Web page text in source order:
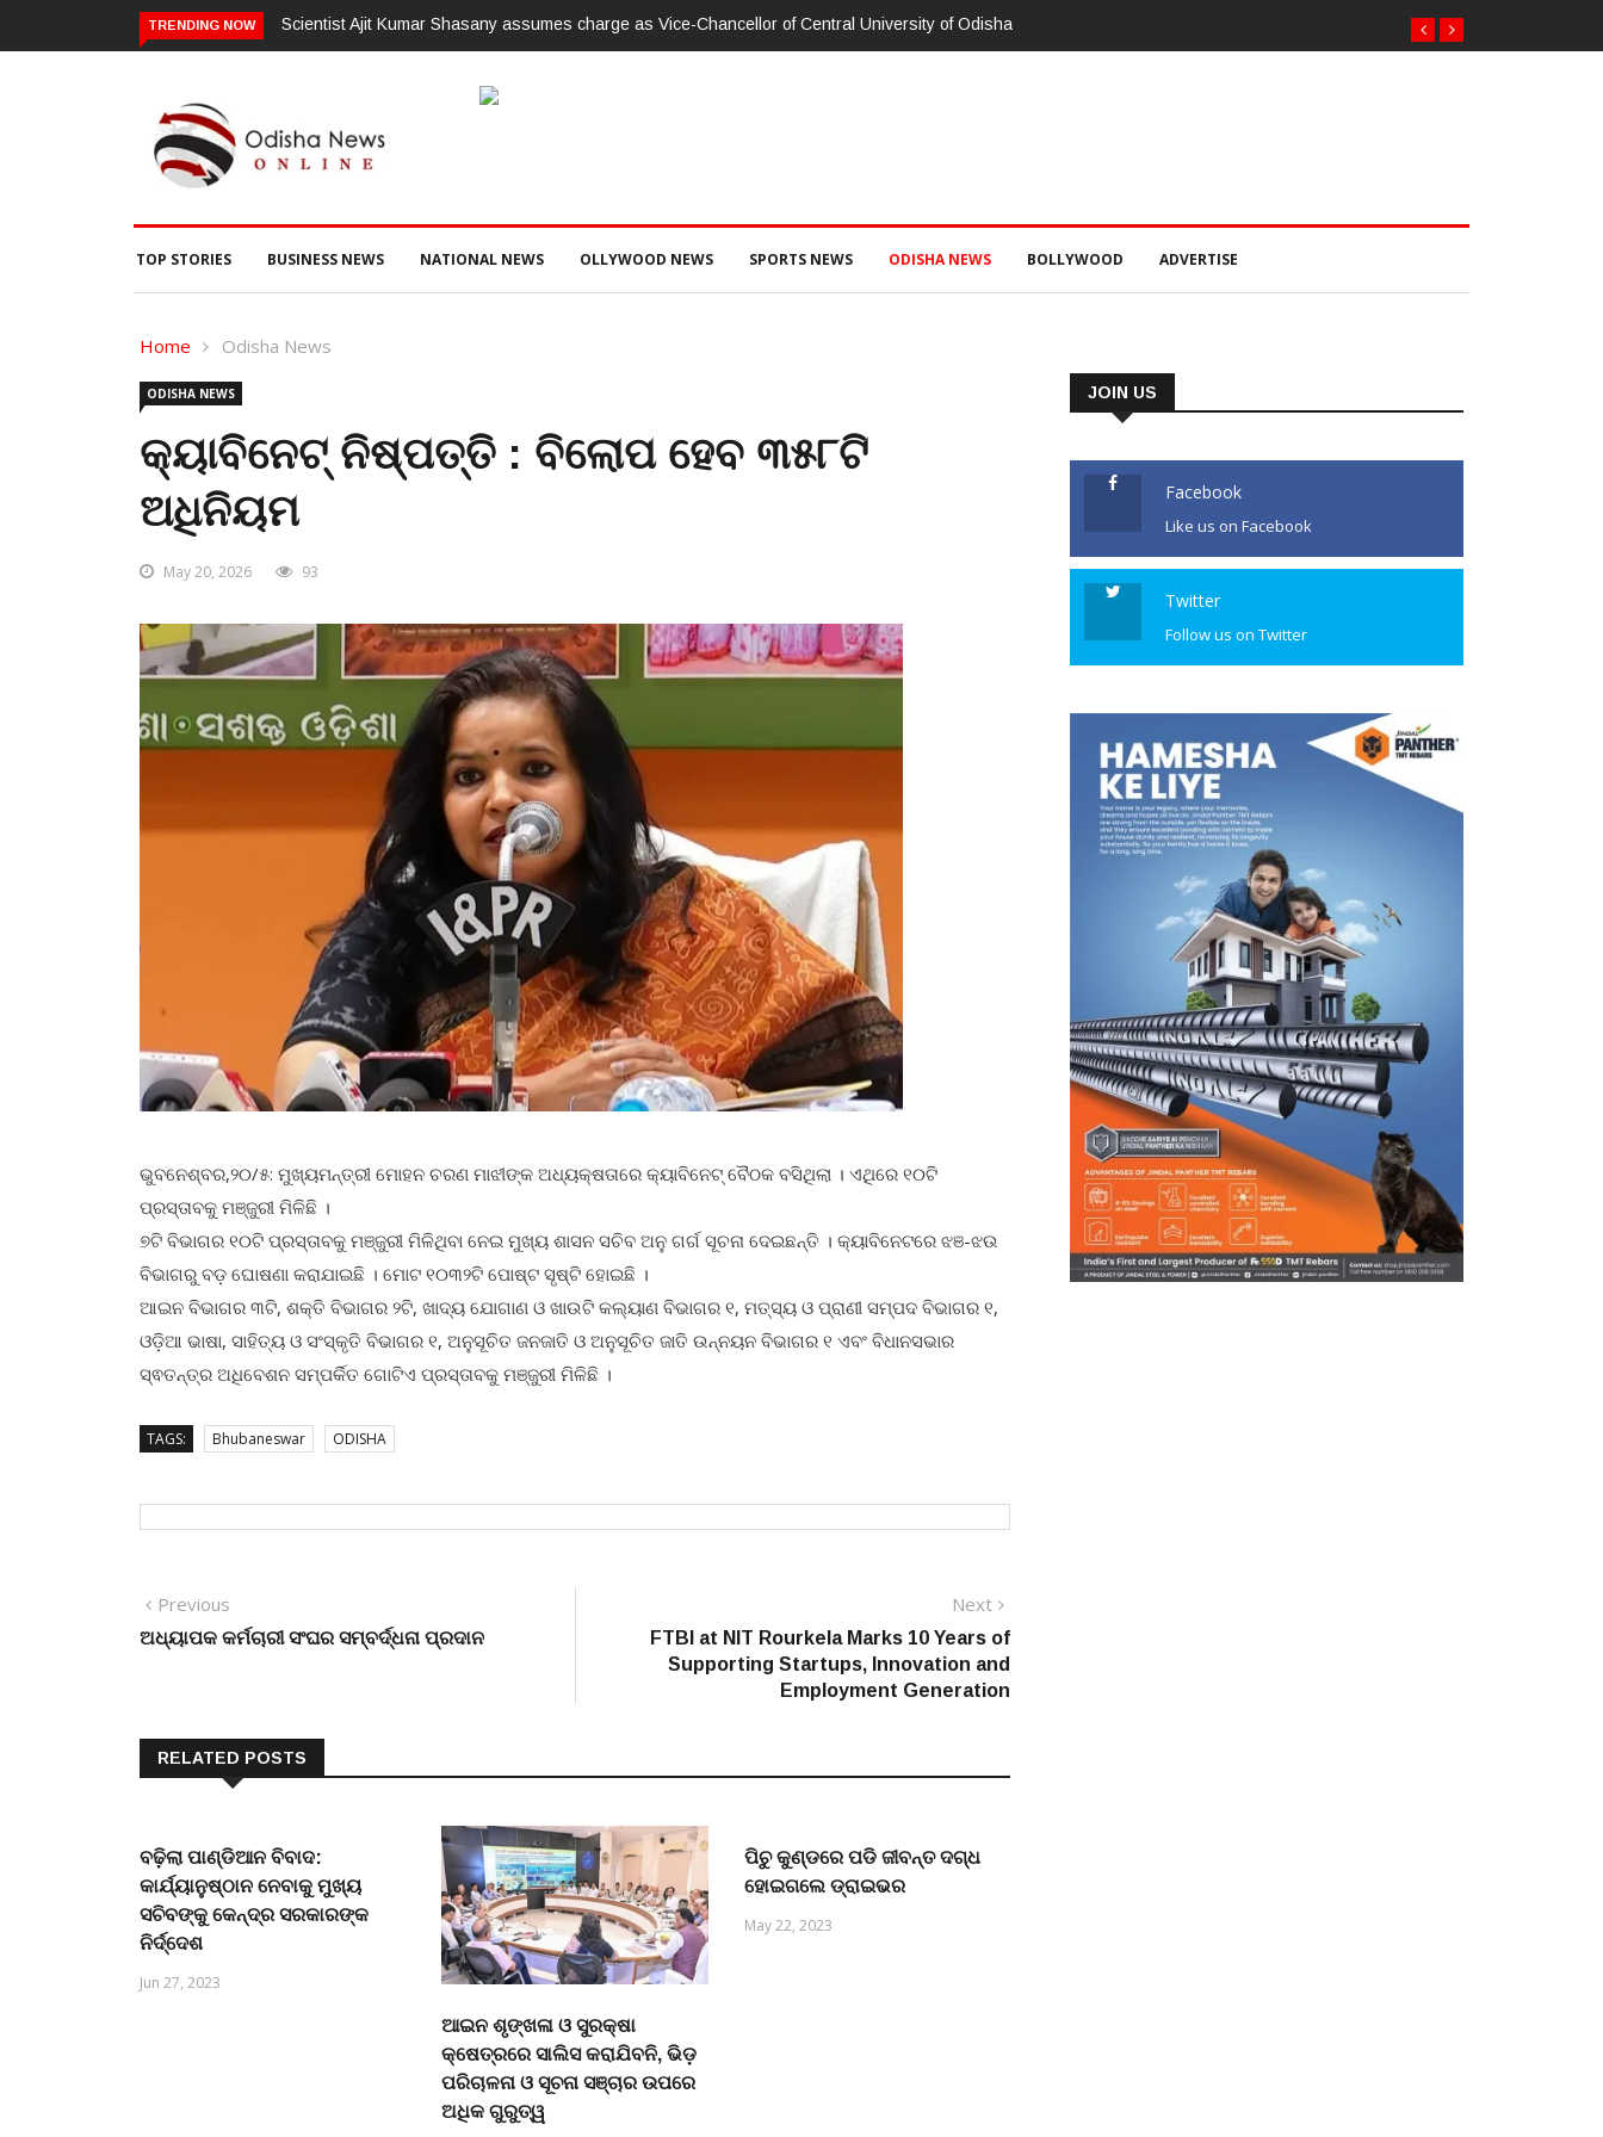
TRENDING NOW Scientist Ajit Kumar Shasany assumes charge as Vice-Chancellor of Central University of Odisha
TOP STORIES BUSINESS NEWS NATIONAL NEWS OLLYWOOD NEWS SPORTS NEWS ODISHA NEWS BOLLYWOOD ADVERTISE
Home Odisha News
ODISHA NEWS
କ୍ୟାବିନେଟ୍ ନିଷ୍ପତ୍ତି : ବିଲୋପ ହେବ ୩୫୮ଟି
ଅଧିନିୟମ
May 20, 2026 93
ଭୁବନେଶ୍ବର,୨୦/୫: ମୁଖ୍ୟମନ୍ତ୍ରୀ ମୋହନ ଚରଣ ମାଝୀଙ୍କ ଅଧ୍ୟକ୍ଷତାରେ କ୍ୟାବିନେଟ୍ ବୈଠକ ବସିଥିଲା । ଏଥିରେ ୧୦ଟି
ପ୍ରସ୍ତାବକୁ ମଞ୍ଜୁରୀ ମିଳିଛି ।
୭ଟି ବିଭାଗର ୧୦ଟି ପ୍ରସ୍ତାବକୁ ମଞ୍ଜୁରୀ ମିଳିଥିବା ନେଇ ମୁଖ୍ୟ ଶାସନ ସଚିବ ଅନୁ ଗର୍ଗ ସୂଚନା ଦେଇଛନ୍ତି । କ୍ୟାବିନେଟରେ ଝଞ-ଝଉ
ବିଭାଗରୁ ବଡ଼ ଘୋଷଣା କରାଯାଇଛି । ମୋଟ ୧୦୩୨ଟି ପୋଷ୍ଟ ସୃଷ୍ଟି ହୋଇଛି ।
ଆଇନ ବିଭାଗର ୩ଟି, ଶକ୍ତି ବିଭାଗର ୨ଟି, ଖାଦ୍ୟ ଯୋଗାଣ ଓ ଖାଉଟି କଲ୍ୟାଣ ବିଭାଗର ୧, ମତ୍ସ୍ୟ ଓ ପ୍ରାଣୀ ସମ୍ପଦ ବିଭାଗର ୧,
ଓଡ଼ିଆ ଭାଷା, ସାହିତ୍ୟ ଓ ସଂସ୍କୃତି ବିଭାଗର ୧, ଅନୁସୂଚିତ ଜନଜାତି ଓ ଅନୁସୂଚିତ ଜାତି ଉନ୍ନୟନ ବିଭାଗର ୧ ଏବଂ ବିଧାନସଭାର
ସ୍ଵତନ୍ତ୍ର ଅଧିବେଶନ ସମ୍ପର୍କିତ ଗୋଟିଏ ପ୍ରସ୍ତାବକୁ ମଞ୍ଜୁରୀ ମିଳିଛି ।
TAGS: Bhubaneswar ODISHA
Post
navigation
Previous
post:
ଅଧ୍ୟାପକ କର୍ମଚାରୀ ସଂଘର ସମ୍ବର୍ଦ୍ଧନା ପ୍ରଦାନ
Next
post:
FTBI at NIT Rourkela Marks 10 Years of
Supporting Startups, Innovation and
Employment Generation
RELATED POSTS
ବଢ଼ିଲା ପାଣ୍ଡିଆନ ବିବାଦ:
କାର୍ଯ୍ୟାନୁଷ୍ଠାନ ନେବାକୁ ମୁଖ୍ୟ
ସଚିବଙ୍କୁ କେନ୍ଦ୍ର ସରକାରଙ୍କ
ନିର୍ଦ୍ଦେଶ
Jun 27, 2023
ଆଇନ ଶୃଙ୍ଖଳା ଓ ସୁରକ୍ଷା
କ୍ଷେତ୍ରରେ ସାଲିସ କରାଯିବନି, ଭିଡ଼
ପରିଚାଳନା ଓ ସୂଚନା ସଞ୍ଚାର ଉପରେ
ଅଧିକ ଗୁରୁତ୍ୱ
ପିଚୁ କୁଣ୍ଡରେ ପଡି ଜୀବନ୍ତ ଦଗ୍ଧ
ହୋଇଗଲେ ଡ୍ରାଇଭର
May 22, 2023
JOIN US
Facebook
Like us on Facebook
Twitter
Follow us on Twitter